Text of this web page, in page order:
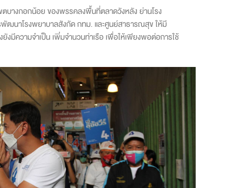
างกอกน้อย ของพรรคลงพื้นที่ตลาดวังหลัง ย่านโรง
พัฒนาโรงพยาบาลสังกัด กทม. และศูนย์สาธารณสุข ให้มี
งมีความจำเป็น เพิ่มจำนวนท่าเรือ เพื่อให้เพียงพอต่อการใช้